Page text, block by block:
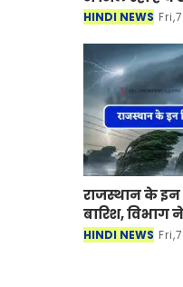
HINDI NEWS
राजस्थान के इन
बारिश, विभाग
HINDI NEWS